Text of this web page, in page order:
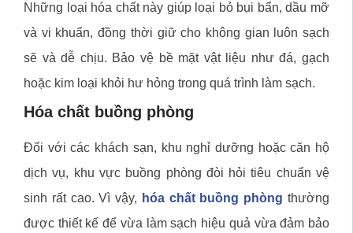
Những loại hóa chất này giúp loại bỏ bụi bẩn, dầu mỡ
và vi khuẩn, đồng thời giữ cho không gian luôn sạch
sẽ và dễ chịu. Bảo vệ bề mặt vật liệu như đá, gạch
hoặc kim loại khỏi hư hỏng trong quá trình làm sạch.
Hóa chất buồng phòng
Đối với các khách sạn, khu nghỉ dưỡng hoặc căn hộ
dịch vụ, khu vực buồng phòng đòi hỏi tiêu chuẩn vệ
sinh rất cao. Vì vậy, hóa chất buồng phòng thường
được thiết kế để vừa làm sạch hiệu quả vừa đảm bảo